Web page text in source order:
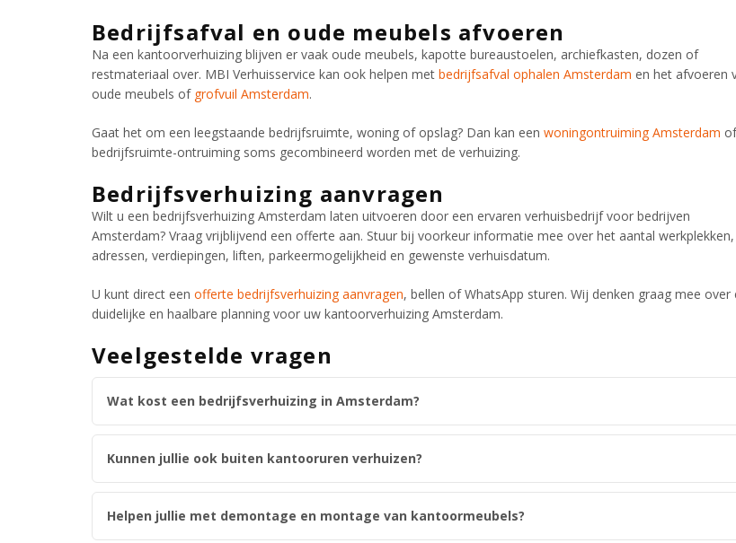
Bedrijfsafval en oude meubels afvoeren
Na een kantoorverhuizing blijven er vaak oude meubels, kapotte bureaustoelen, archiefkasten, dozen of
restmateriaal over. MBI Verhuisservice kan ook helpen met bedrijfsafval ophalen Amsterdam en het afvoeren
oude meubels of grofvuil Amsterdam.
Gaat het om een leegstaande bedrijfsruimte, woning of opslag? Dan kan een woningontruiming Amsterdam of
bedrijfsruimte-ontruiming soms gecombineerd worden met de verhuizing.
Bedrijfsverhuizing aanvragen
Wilt u een bedrijfsverhuizing Amsterdam laten uitvoeren door een ervaren verhuisbedrijf voor bedrijven
Amsterdam? Vraag vrijblijvend een offerte aan. Stuur bij voorkeur informatie mee over het aantal werkplekken,
adressen, verdiepingen, liften, parkeermogelijkheid en gewenste verhuisdatum.
U kunt direct een offerte bedrijfsverhuizing aanvragen, bellen of WhatsApp sturen. Wij denken graag mee over
duidelijke en haalbare planning voor uw kantoorverhuizing Amsterdam.
Veelgestelde vragen
Wat kost een bedrijfsverhuizing in Amsterdam?
Kunnen jullie ook buiten kantooruren verhuizen?
Helpen jullie met demontage en montage van kantoormeubels?